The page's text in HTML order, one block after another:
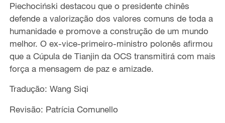
Piechociński destacou que o presidente chinês
defende a valorização dos valores comuns de toda a
humanidade e promove a construção de um mundo
melhor. O ex-vice-primeiro-ministro polonês afirmou
quea Cúpula de Tianjin da OCS transmitirá com mais
força a mensagem de paz e amizade.
Tradução: Wang Siqi
Revisão: Patrícia Comunello